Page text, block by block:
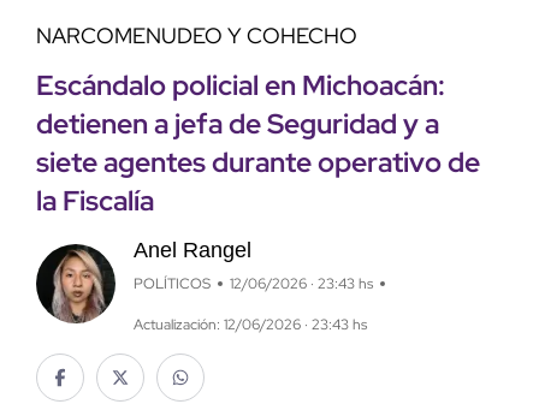
NARCOMENUDEO Y COHECHO
Escándalo policial en Michoacán:
detienen a jefa de Seguridad y a
siete agentes durante operativo de
la Fiscalía
Anel Rangel
POLÍTICOS 12/06/2026 · 23:43 hs
Actualización: 12/06/2026 · 23:43 hs